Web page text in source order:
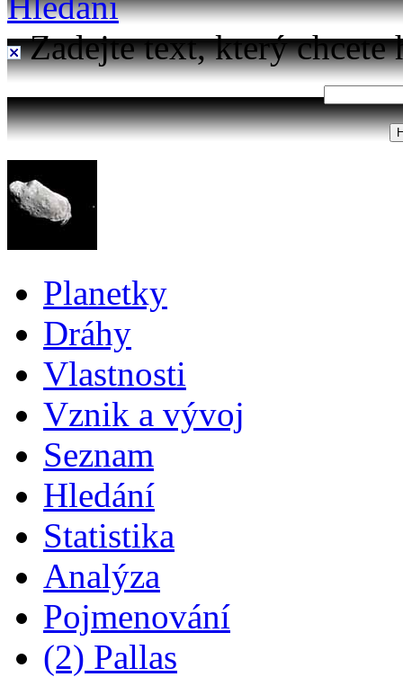
Zadejte text, který chcete
Planetky
Dráhy
Vlastnosti
Vznik a vývoj
Seznam
Hledání
Statistika
Analýza
Pojmenování
(2) Pallas